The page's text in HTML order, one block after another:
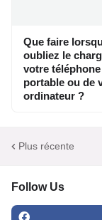
Que faire
oubliez le
votre téléphone
portable ou de
ordinateur ?
Plus récente
Follow Us